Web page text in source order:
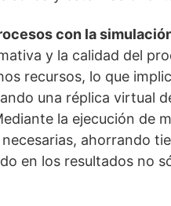
con la
y la calidad del
recursos, lo que
una réplica virtual
la ejecución de
ahorrando
en los resultados no